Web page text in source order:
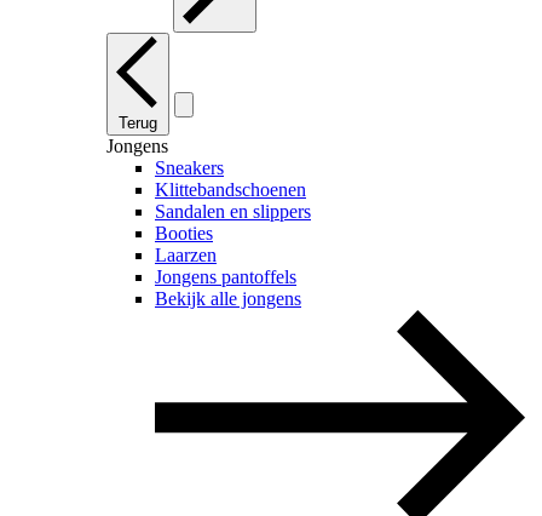
Terug
Jongens
Sneakers
Klittebandschoenen
Sandalen en slippers
Booties
Laarzen
Jongens pantoffels
Bekijk alle jongens